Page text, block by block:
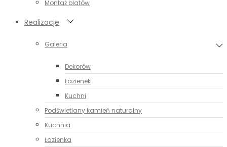
Montaż blatów
Realizacje
Galeria
Dekorów
Łazienek
Kuchni
Podświetlany kamień naturalny
Kuchnia
Łazienka